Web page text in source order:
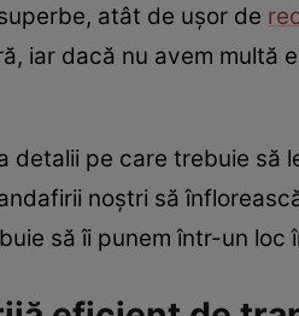
atât de ușor de
iar dacă nu avem multă
detalii pe care trebuie să
noștri să
să îi punem într-un